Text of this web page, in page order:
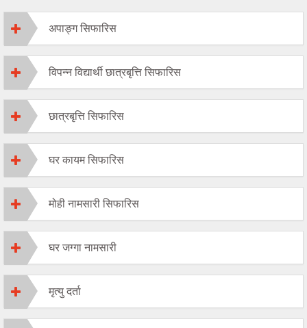
अपाङ्ग सिफारिस
विपन्न विद्यार्थी छात्रबृत्ति सिफारिस
छात्रबृत्ति सिफारिस
घर कायम सिफारिस
मोही नामसारी सिफारिस
घर जग्गा नामसारी
मृत्यु दर्ता